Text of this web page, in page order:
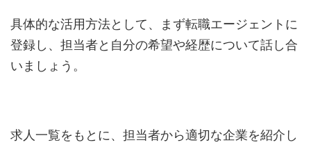
具体的な活用方法として、まず転職エージェントに
登録し、担当者と自分の希望や経歴について話し合
いましょう。
求人一覧をもとに、担当者から適切な企業を紹介し